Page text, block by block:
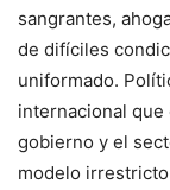
sangrantes,
de difíciles
uniformado.
internacional que
gobierno y el
modelo